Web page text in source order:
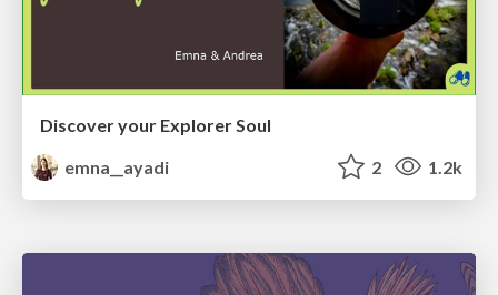
Discover your Explorer Soul
emna__ayadi
2 1.2k